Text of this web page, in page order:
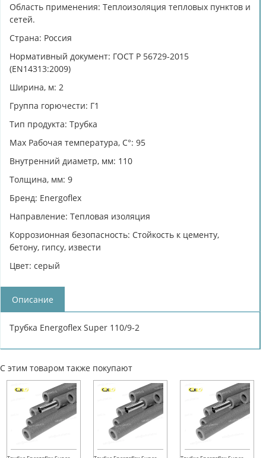
Область применения: Теплоизоляция тепловых пунктов и
сетей.
Страна: Россия
Нормативный документ: ГОСТ Р 56729-2015
(EN14313:2009)
Ширина, м: 2
Группа горючести: Г1
Тип продукта: Трубка
Max Рабочая температура, C°: 95
Внутренний диаметр, мм: 110
Толщина, мм: 9
Бренд: Energoflex
Направление: Тепловая изоляция
Коррозионная безопасность: Cтойкость к цементу,
бетону, гипсу, извести
Цвет: серый
Описание
Трубка Energoflex Super 110/9-2
С этим товаром также покупают